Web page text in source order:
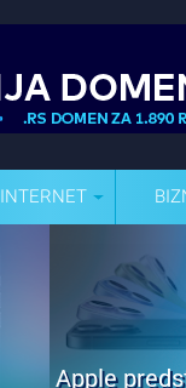
INTERNET
Apple